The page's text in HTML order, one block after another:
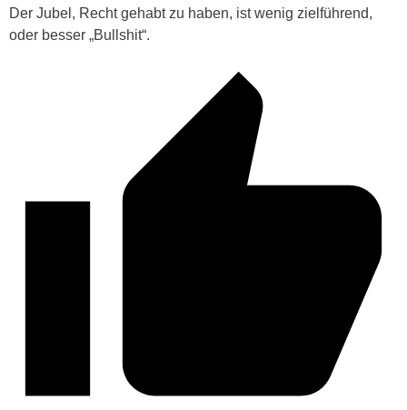
Der Jubel, Recht gehabt zu haben, ist wenig zielführend,
oder besser „Bullshit“.